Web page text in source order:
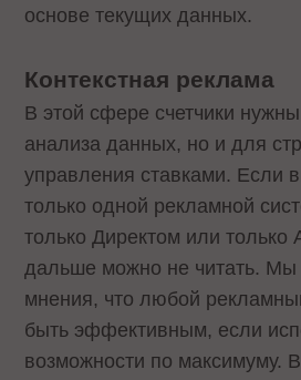
основе текущих данных.
Контекстная реклама
В этой сфере счетчики
анализа данных, но и для
управления ставками. Если
только одной рекламной
только Директом или только
дальше можно не читать.
мнения, что любой
быть эффективным, если
возможности по максимуму.